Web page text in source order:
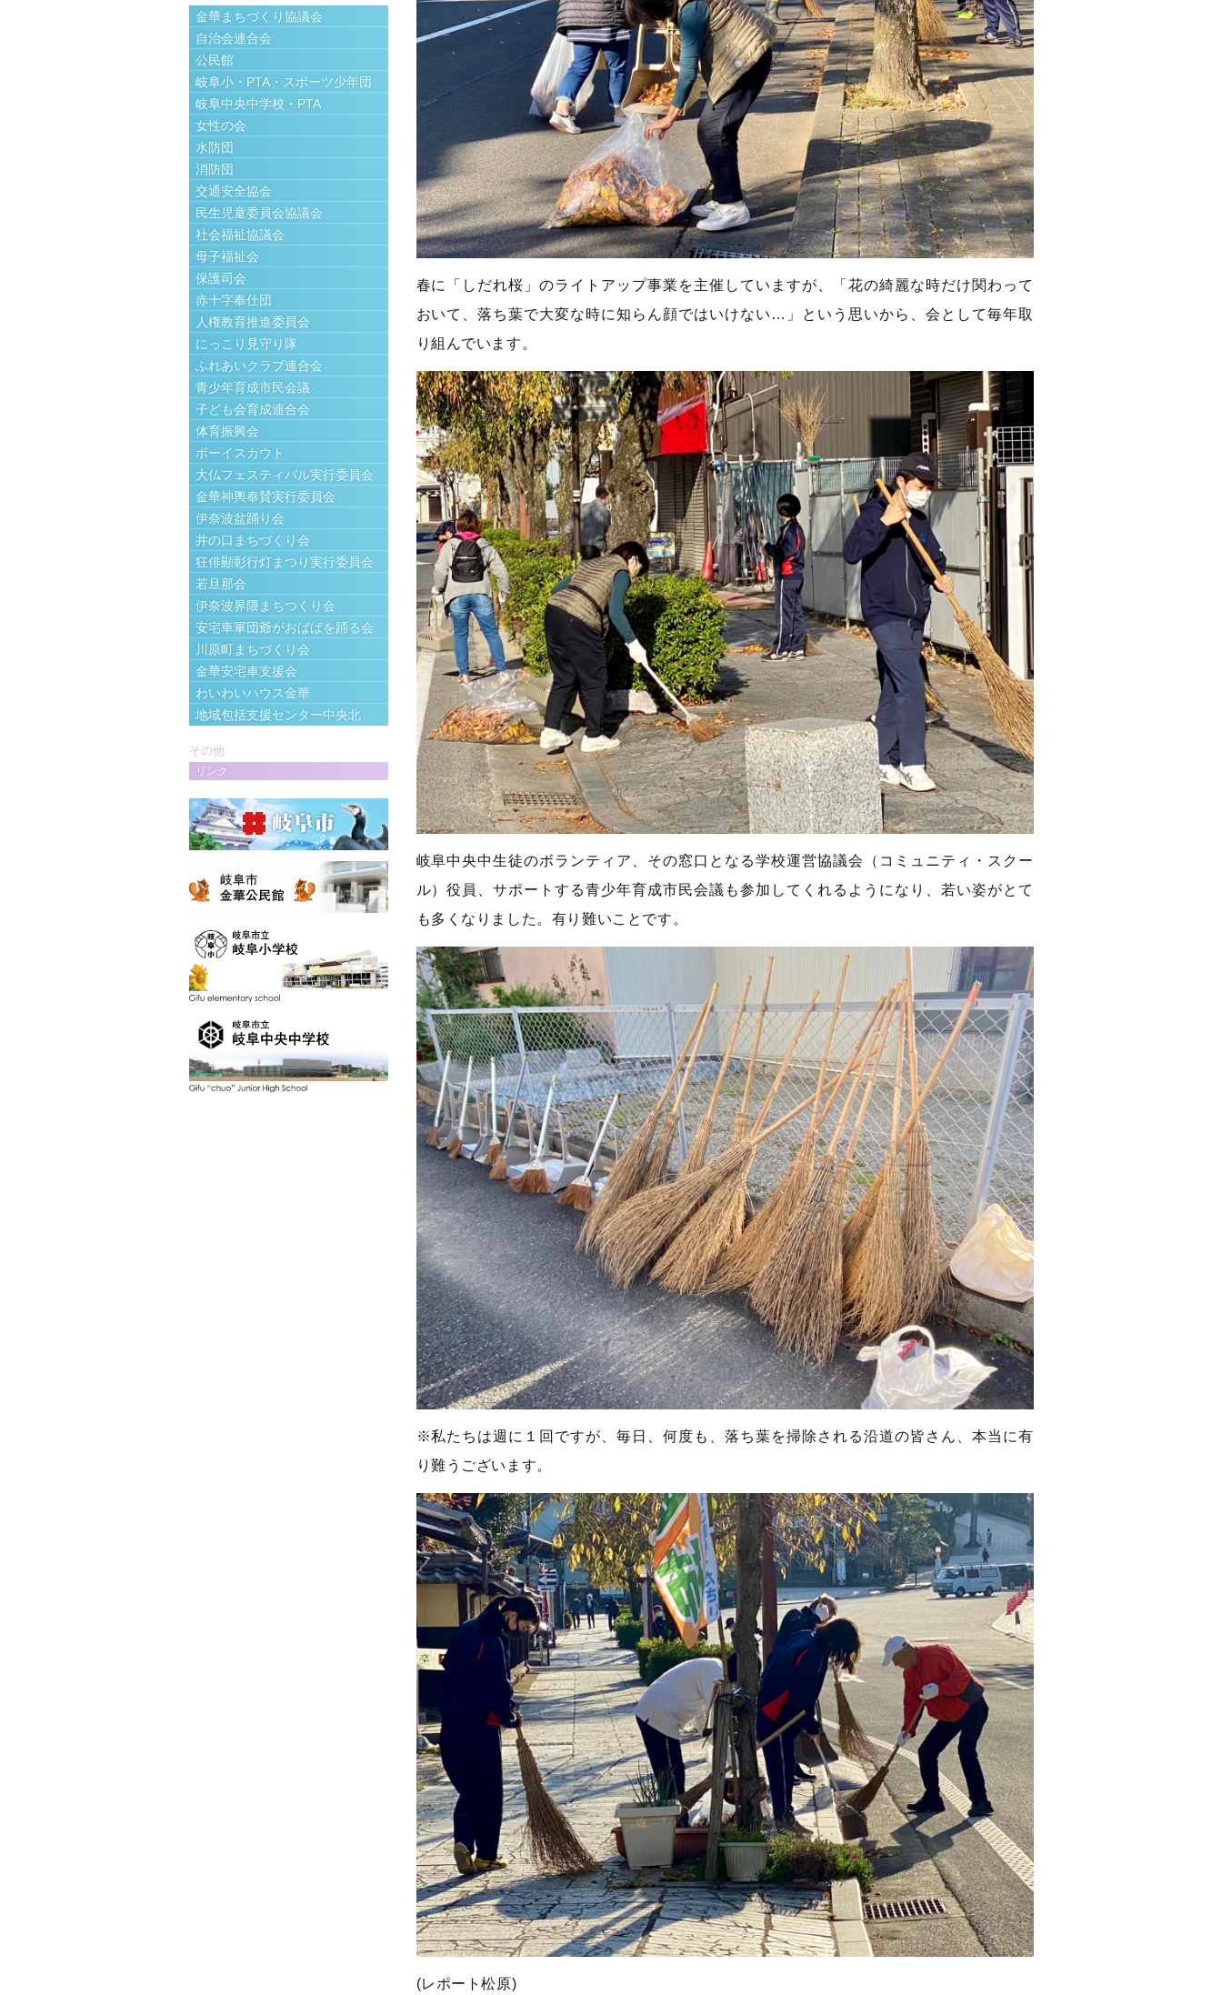
春に「しだれ桜」のライトアップ事業を主催していますが、「花の綺麗な時だけ関わって
おいて、落ち葉で大変な時に知らん顔ではいけない…」という思いから、会として毎年取
り組んでいます。
岐阜中央中生徒のボランティア、その窓口となる学校運営協議会（コミュニティ・スクー
ル）役員、サポートする青少年育成市民会議も参加してくれるようになり、若い姿がとて
も多くなりました。有り難いことです。
※私たちは週に１回ですが、毎日、何度も、落ち葉を掃除される沿道の皆さん、本当に有
り難うございます。
(レポート松原)
金華まちづくり協議会
自治会連合会
公民館
岐阜小・PTA・スポーツ少年団
岐阜中央中学校・PTA
女性の会
水防団
消防団
交通安全協会
民生児童委員会協議会
社会福祉協議会
母子福祉会
保護司会
赤十字奉仕団
人権教育推進委員会
にっこり見守り隊
ふれあいクラブ連合会
青少年育成市民会議
子ども会育成連合会
体育振興会
ボーイスカウト
大仏フェスティバル実行委員会
金華神輿奉賛実行委員会
伊奈波盆踊り会
井の口まちづくり会
狂俳顯彰行灯まつり実行委員会
若旦那会
伊奈波界隈まちつくり会
安宅車軍団爺がおばばを踊る会
川原町まちづくり会
金華安宅車支援会
わいわいハウス金華
地域包括支援センター中央北
その他
リンク